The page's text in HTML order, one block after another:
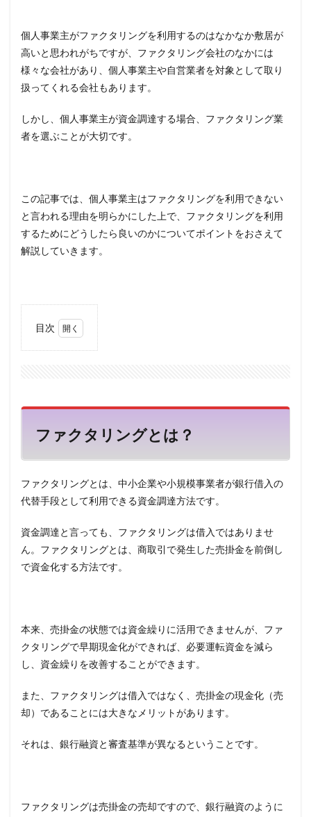
個人事業主がファクタリングを利用するのはなかなか敷居が
高いと思われがちですが、ファクタリング会社のなかには
様々な会社があり、個人事業主や自営業者を対象として取り
扱ってくれる会社もあります。
しかし、個人事業主が資金調達する場合、ファクタリング業
者を選ぶことが大切です。
この記事では、個人事業主はファクタリングを利用できない
と言われる理由を明らかにした上で、ファクタリングを利用
するためにどうしたら良いのかについてポイントをおさえて
解説していきます。
目次
は？
2
個人
無理
と言
われ
由
2.1
売掛
不安
定
2.2
先の
度が
3
でき
ファクタリングとは？
ファクタリングとは、中小企業や小規模事業者が銀行借入の
代替手段として利用できる資金調達方法です。
資金調達と言っても、ファクタリングは借入ではありませ
ん。ファクタリングとは、商取引で発生した売掛金を前倒し
で資金化する方法です。
本来、売掛金の状態では資金繰りに活用できませんが、ファ
クタリングで早期現金化ができれば、必要運転資金を減ら
し、資金繰りを改善することができます。
また、ファクタリングは借入ではなく、売掛金の現金化（売
却）であることには大きなメリットがあります。
それは、銀行融資と審査基準が異なるということです。
ファクタリングは売掛金の売却ですので、銀行融資のように